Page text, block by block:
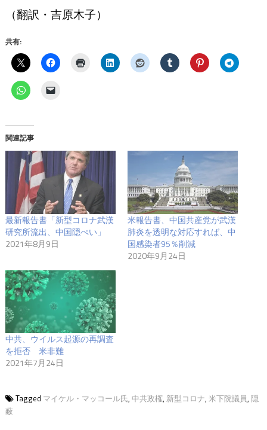
（翻訳・吉原木子）
共有:
関連記事
最新報告書「新型コロナ武漢
研究所流出、中国隠ぺい」
2021年8月9日
米報告書、中国共産党が武漢
肺炎を透明な対応すれば、中
国感染者95％削減
2020年9月24日
中共、ウイルス起源の再調査
を拒否 米非難
2021年7月24日
Tagged マイケル・マッコール氏, 中共政権, 新型コロナ, 米下院議員, 隠
蔽